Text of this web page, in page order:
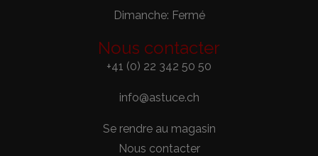
Dimanche: Fermé
Nous contacter
+41 (0) 22 342 50 50
info@astuce.ch
Se rendre au magasin
Nous contacter